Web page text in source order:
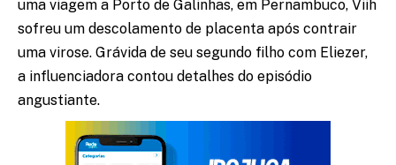
uma viagem a Porto de Galinhas, em Pernambuco, Viih
sofreu um descolamento de placenta após contrair
uma virose. Grávida de seu segundo filho com Eliezer,
a influenciadora contou detalhes do episódio
angustiante.